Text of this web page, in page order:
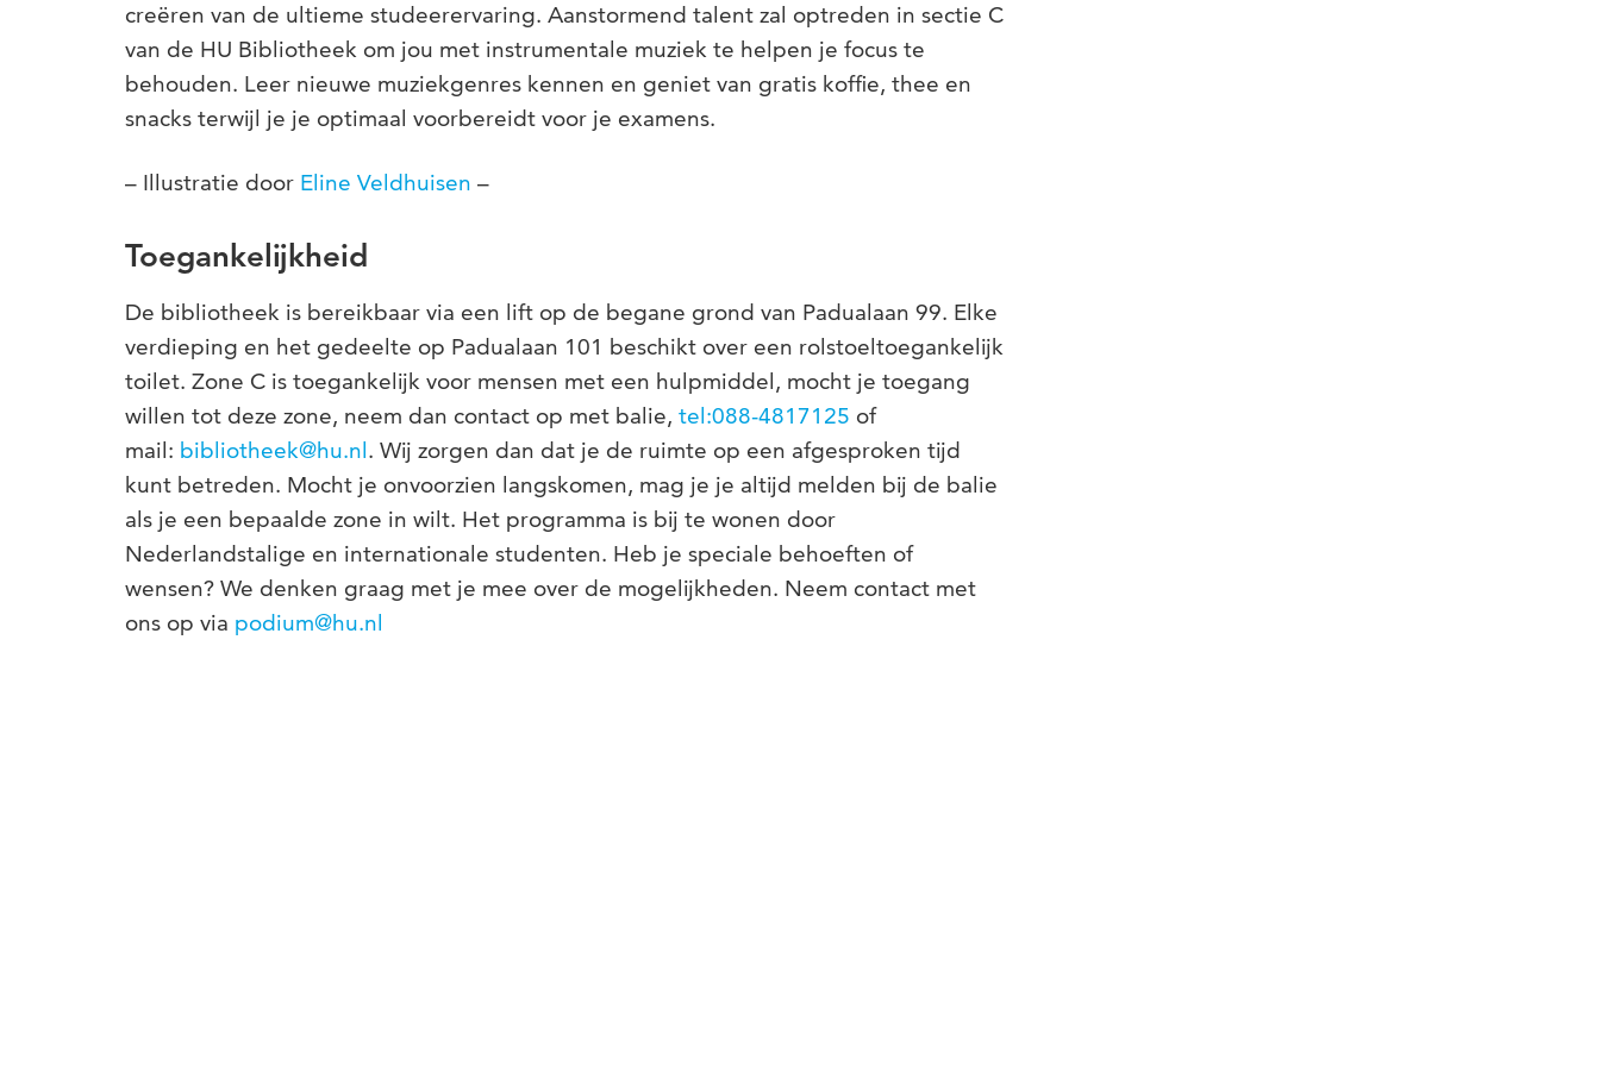
creëren van de ultieme studeerervaring. Aanstormend talent zal optreden in sectie C
van de HU Bibliotheek om jou met instrumentale muziek te helpen je focus te
behouden. Leer nieuwe muziekgenres kennen en geniet van gratis koffie, thee en
snacks terwijl je je optimaal voorbereidt voor je examens.
– Illustratie door Eline Veldhuisen–
Toegankelijkheid
De bibliotheek is bereikbaar via een lift op de begane grond van Padualaan 99. Elke
verdieping en het gedeelte op Padualaan 101 beschikt over een rolstoeltoegankelijk
toilet. Zone C is toegankelijk voor mensen met een hulpmiddel, mocht je toegang
willen tot deze zone, neem dan contact op met balie,tel:088-4817125 of
mail: bibliotheek@hu.nl. Wij zorgen dan dat je de ruimte op een afgesproken tijd
kunt betreden. Mocht je onvoorzien langskomen, mag je je altijd melden bij de balie
als je een bepaalde zone in wilt. Het programma is bij te wonen door
Nederlandstalige en internationale studenten. Heb je speciale behoeften of
wensen? We denken graag met je mee over de mogelijkheden. Neem contact met
ons op via podium@hu.nl